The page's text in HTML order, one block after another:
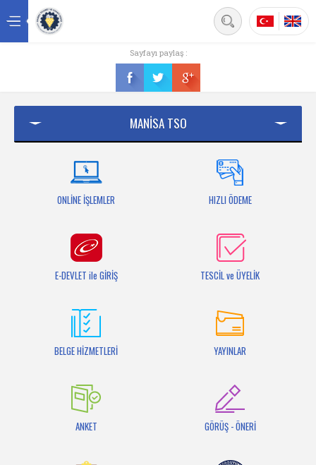
Üyelik
Bilgi Bankası
Sayfayı paylaş :
MANİSA TSO
ONLİNE İŞLEMLER HIZLI ÖDEME
E-DEVLET ile GİRİŞ TESCİL ve ÜYELİK
BELGE HİZMETLERİ YAYINLAR
ANKET GÖRÜŞ - ÖNERİ